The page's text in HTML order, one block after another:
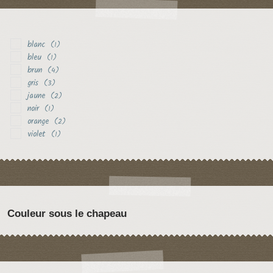
blanc (1)
bleu (1)
brun (4)
gris (3)
jaune (2)
noir (1)
orange (2)
violet (1)
Couleur sous le chapeau